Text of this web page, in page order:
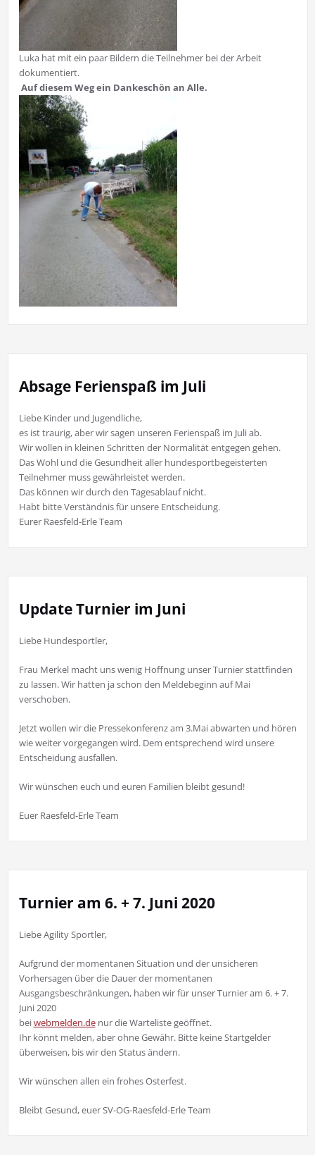
Luka hat mit ein paar Bildern die Teilnehmer bei der Arbeit
dokumentiert.
Auf diesem Weg ein Dankeschön an Alle.
Absage Ferienspaß im Juli
Liebe Kinder und Jugendliche,
es ist traurig, aber wir sagen unseren Ferienspaß im Juli ab.
Wir wollen in kleinen Schritten der Normalität entgegen gehen.
Das Wohl und die Gesundheit aller hundesportbegeisterten
Teilnehmer muss gewährleistet werden.
Das können wir durch den Tagesablauf nicht.
Habt bitte Verständnis für unsere Entscheidung.
Eurer Raesfeld-Erle Team
Update Turnier im Juni
Liebe Hundesportler,
Frau Merkel macht uns wenig Hoffnung unser Turnier stattfinden
zu lassen. Wir hatten ja schon den Meldebeginn auf Mai
verschoben.
Jetzt wollen wir die Pressekonferenz am 3.Mai abwarten und hören
wie weiter vorgegangen wird. Dem entsprechend wird unsere
Entscheidung ausfallen.
Wir wünschen euch und euren Familien bleibt gesund!
Euer Raesfeld-Erle Team
Turnier am 6. + 7. Juni 2020
Liebe Agility Sportler,
Aufgrund der momentanen Situation und der unsicheren
Vorhersagen über die Dauer der momentanen
Ausgangsbeschränkungen, haben wir für unser Turnier am 6. + 7.
Juni 2020
beiwebmelden.denur die Warteliste geöffnet.
Ihr könnt melden, aber ohne Gewähr. Bitte keine Startgelder
überweisen, bis wir den Status ändern.
Wir wünschen allen ein frohes Osterfest.
Bleibt Gesund, euer SV-OG-Raesfeld-Erle Team